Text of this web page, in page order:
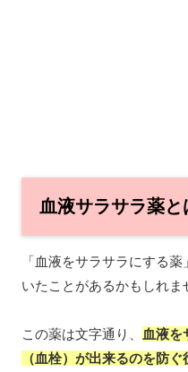
血液サラサラ薬と
「血液をサラサラにする
いたことがあるかもしれま
この薬は文字通り、
血液を
（血栓）が出来るのを防ぐ